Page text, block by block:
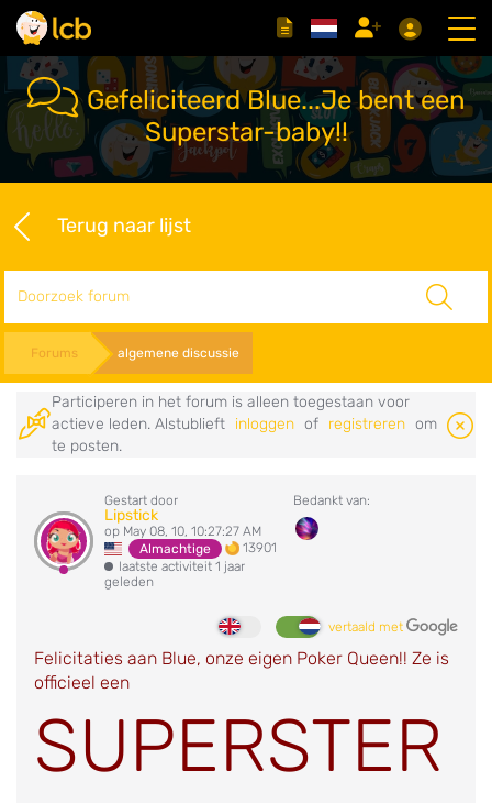
Gefeliciteerd Blue...Je bent een
Superstar-baby!!
Terug naar lijst
Forums algemene discussie
Participeren in het forum is alleen toegestaan voor
actieve leden. Alstublieft inloggen of registreren om
te posten.
Gestart door
Lipstick
op May 08, 10, 10:27:27 AM
Almachtige
13901
laatste activiteit 1 jaar
geleden
Bedankt van:
vertaald met
Felicitaties aan Blue, onze eigen Poker Queen!! Ze is
officieel een
SUPERSTER